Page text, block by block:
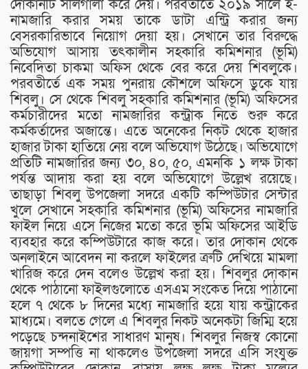
দোকানটি সীলগালা করে দেয়। পরবর্তীতে ২০১৯ সালে ই-
নামজারি করার সময় তাকে ডাটা এন্ট্রি করার জন্য
বেসরকারিভাবে নিয়োগ দেয়া হয়। সেখানে তার বিরুদ্ধে
অভিযোগ আসায় তৎকালীন সহকারি কমিশনার (ভূমি)
নিবেদিতা চাকমা অফিস থেকে বের করে দেয় শিবলুকে।
পরবতীর্তে এক সময় পুনরায় কৌশলে অফিসে ডুকে যায়
শিবলু। সে থেকে শিবলু সহকারি কমিশনার (ভূমি) অফিসের
কর্মচারীদের মতো নামজারির কন্ট্রাক নিতে শুরু করে
কর্মকর্তাদের অজান্তে। এতে অনেকের নিকট থেকে হাজার
হাজার টাকা হাতিয়ে নেয় বলে অভিযোগ উঠেছে। অভিযোগে
প্রতিটি নামজারির জন্য ৩০, ৪০, ৫০, এমনকি ১ লক্ষ টাকা
পর্যন্ত আদায় করা হয় বলে অভিযোগে উল্লেখ রয়েছে।
তাছাড়া শিবলু উপজেলা সদরে একটি কম্পিউটার সেন্টার
খুলে সেখানে সহকারি কমিশনার (ভূমি) অফিসের নামজারি
ফাইল নিয়ে এসে নিজের মতো করে ভূমি অফিসের আইডি
ব্যবহার করে কম্পিউটারে কাজ করে। তার দোকান থেকে
অনলাইনে আবেদন না করলে ফাইলের ত্রুটি দেখিয়ে মামলা
খারিজ করে দেন বলেও উল্লেখ করা হয়। শিবলুর দোকান
থেকে পাঠানো ফাইলগুলোতে এসএম সংকেত দিয়ে পাঠানো
হলে ৭ থেকে ৮ দিনের মধ্যে নামজারি হয়ে যায় কন্ট্রাকের
মাধ্যমে। বলতে গেলে এ শিবলুর নিকট অনেকটা জিম্মি হয়ে
পড়েছে চন্দনাইশের সাধারণ মানুষ। শিবলুর নিজস্ব কোনো
জায়গা সম্পত্তি না থাকলেও উপজেলা সদরে এসি সংযুক্ত